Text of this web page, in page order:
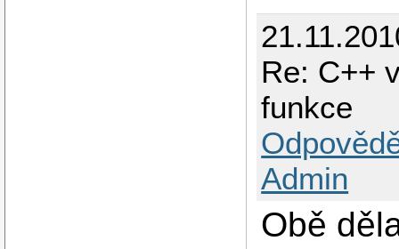
Re: C++
funkce
Admin
Obě